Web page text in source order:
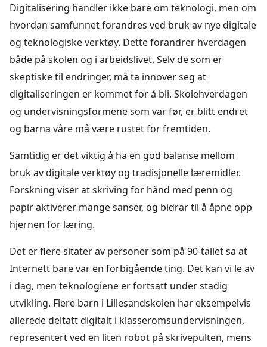
Digitalisering handler ikke bare om teknologi, men om
hvordan samfunnet forandres ved bruk av nye digitale
og teknologiske verktøy. Dette forandrer hverdagen
både på skolen og i arbeidslivet. Selv de som er
skeptiske til endringer, må ta innover seg at
digitaliseringen er kommet for å bli. Skolehverdagen
og undervisningsformene som var før, er blitt endret
og barna våre må være rustet for fremtiden.
Samtidig er det viktig å ha en god balanse mellom
bruk av digitale verktøy og tradisjonelle læremidler.
Forskning viser at skriving for hånd med penn og
papir aktiverer mange sanser, og bidrar til å åpne opp
hjernen for læring.
Det er flere sitater av personer som på 90-tallet sa at
Internett bare var en forbigående ting. Det kan vi le av
i dag, men teknologiene er fortsatt under stadig
utvikling. Flere barn i Lillesandskolen har eksempelvis
allerede deltatt digitalt i klasseromsundervisningen,
representert ved en liten robot på skrivepulten, mens